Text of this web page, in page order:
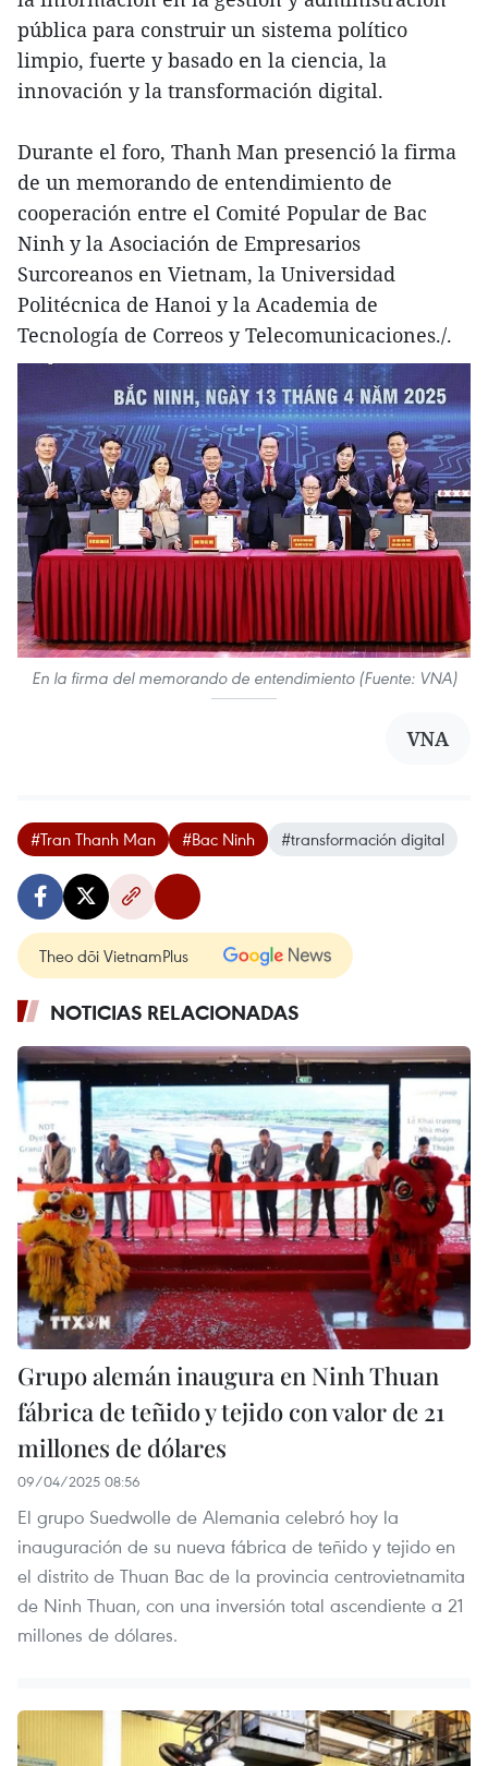
pública para construir un sistema político
limpio, fuerte y basado en la ciencia, la
innovación y la transformación digital.
Durante el foro, Thanh Man presenció la firma
de un memorando de entendimiento de
cooperación entre el Comité Popular de Bac
Ninh y la Asociación de Empresarios
Surcoreanos en Vietnam, la Universidad
Politécnica de Hanoi y la Academia de
Tecnología de Correos y Telecomunicaciones./.
En la firma del memorando de entendimiento (Fuente: VNA)
VNA
#Tran Thanh Man #Bac Ninh #transformación digital
Theo dõi VietnamPlus
NOTICIAS RELACIONADAS
Grupo alemán inaugura en Ninh Thuan
fábrica de teñido y tejido con valor de 21
millones de dólares
09/04/2025 08:56
El grupo Suedwolle de Alemania celebró hoy la
inauguración de su nueva fábrica de teñido y tejido en
el distrito de Thuan Bac de la provincia centrovietnamita
de Ninh Thuan, con una inversión total ascendiente a 21
millones de dólares.